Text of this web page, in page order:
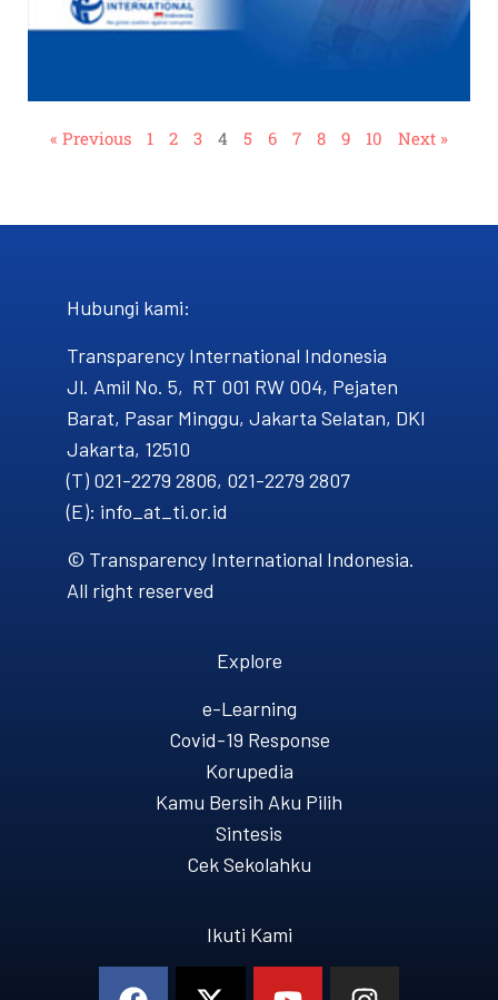
« Previous 1 2 3 4 5 6 7 8 9 10 Next »
Hubungi kami​:
Transparency International Indonesia
Jl. Amil No. 5, RT 001 RW 004, Pejaten
Barat, Pasar Minggu, Jakarta Selatan, DKI
Jakarta, 12510
(T) 021-2279 2806, 021-2279 2807
(E): info_at_ti.or.id
© Transparency International Indonesia.
All right reserved
Explore
e-Learning
Covid-19 Response
Korupedia
Kamu Bersih Aku Pilih
Sintesis
Cek Sekolahku
Ikuti Kami